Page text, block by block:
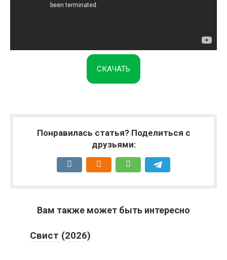
СКАЧАТЬ
Понравилась статья? Поделиться с
друзьями:
Вам также может быть интересно
Свист (2026)